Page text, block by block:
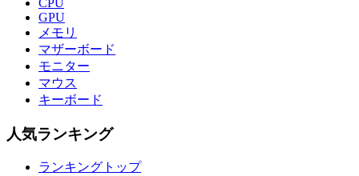
GPU
メモリ
マザーボード
モニター
マウス
キーボード
人気ランキング
ランキングトップ